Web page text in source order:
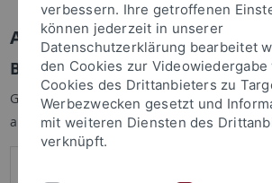
Anmelden
Benutzeranmeldung
Geben Sie Ihren Benutzernamen und Ihr
anzumelden:
verbessern. Ihre getroffenen
können jederzeit in unserer
Datenschutzerklärung bearbeitet
den Cookies zur Videowiedergabe
Cookies des Drittanbieters zu
Werbezwecken gesetzt und
mit weiteren Diensten des
verknüpft.